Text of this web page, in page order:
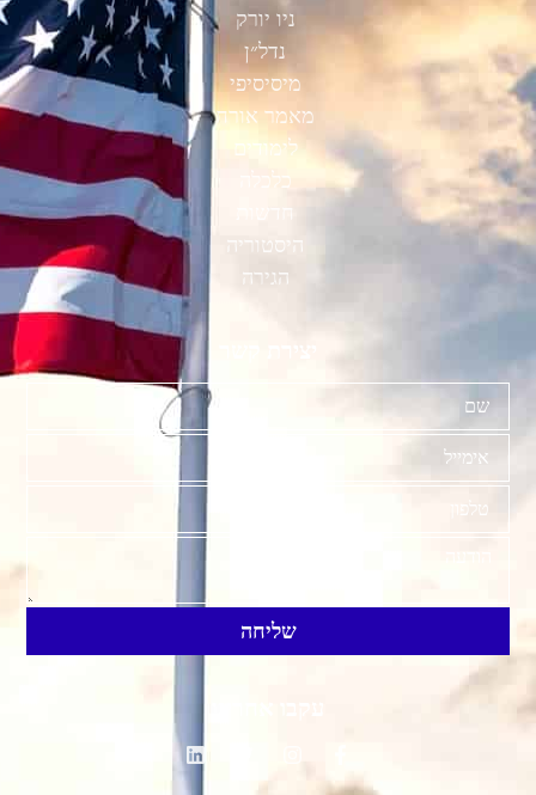
ניו יורק
נדל״ן
מיסיסיפי
מאמר אורח
לימודים
כלכלה
חדשות
היסטוריה
הגירה
שליחה